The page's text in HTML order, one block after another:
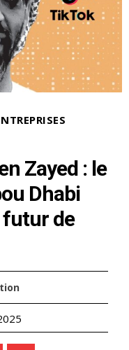
Zayed : le
Dhabi
futur de